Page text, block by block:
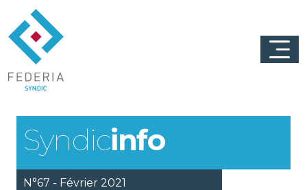
Syndicinfo
N°67 - Février 2021